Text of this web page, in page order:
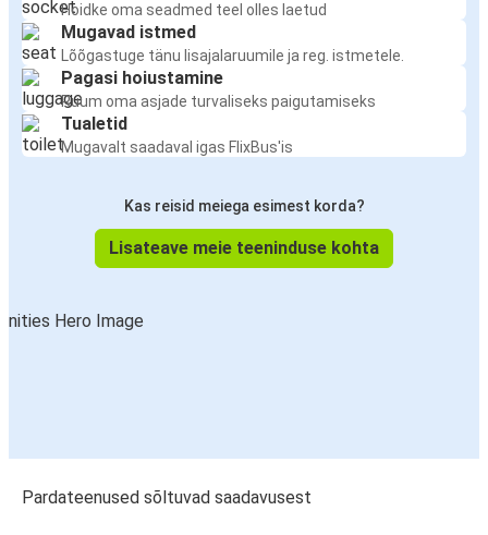
Hoidke oma seadmed teel olles laetud
Mugavad istmed
Lõõgastuge tänu lisajalaruumile ja reg. istmetele.
Pagasi hoiustamine
Ruum oma asjade turvaliseks paigutamiseks
Tualetid
Mugavalt saadaval igas FlixBus'is
Kas reisid meiega esimest korda?
Lisateave meie teeninduse kohta
Pardateenused sõltuvad saadavusest